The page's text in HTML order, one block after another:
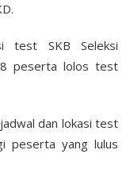
test SKB Seleksi
peserta lolos test
dan lokasi test
peserta yang lulus